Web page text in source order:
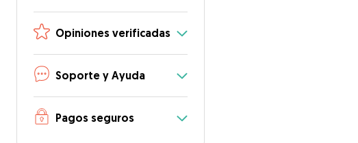
Opiniones verificadas
Soporte y Ayuda
Pagos seguros